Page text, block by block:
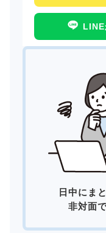
LINE
日中にま
非対面